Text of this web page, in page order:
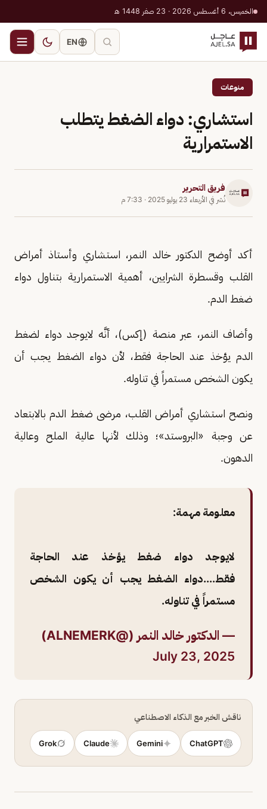
الخميس، 6 أغسطس 2026 · 23 صفر 1448 هـ
EN
منوعات
استشاري: دواء الضغط يتطلب
الاستمرارية
فريق التحرير
نُشر في الأربعاء 23 يوليو 2025 · 7:33 م
أكد أوضح الدكتور خالد النمر، استشاري وأستاذ أمراض
القلب وقسطرة الشرايين، أهمية الاستمرارية بتناول دواء
ضغط الدم.
وأضاف النمر، عبر منصة (إكس)، أنَّه لايوجد دواء لضغط
الدم يؤخذ عند الحاجة فقط، لأن دواء الضغط يجب أن
يكون الشخص مستمراً في تناوله.
ونصح استشاري أمراض القلب، مرضى ضغط الدم بالابتعاد
عن وجبة «البروستد»؛ وذلك لأنها عالية الملح وعالية
الدهون.
معلومة مهمة:
لايوجد دواء ضغط يؤخذ عند الحاجة
فقط....دواء الضغط يجب أن يكون الشخص
مستمراً في تناوله.
— الدكتور خالد النمر (@ALNEMERK)
July 23, 2025
ناقش الخبر مع الذكاء الاصطناعي
ChatGPT
Gemini
Claude
Grok